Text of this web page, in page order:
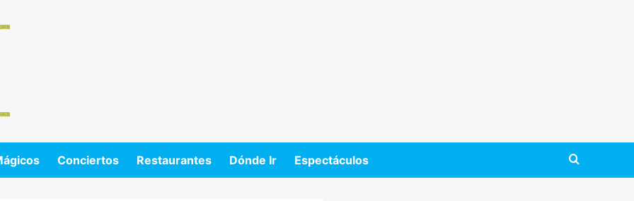
Conciertos Restaurantes Dónde Ir Espectáculos